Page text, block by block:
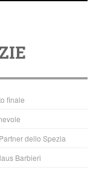
finale
dello Spezia
Barbieri